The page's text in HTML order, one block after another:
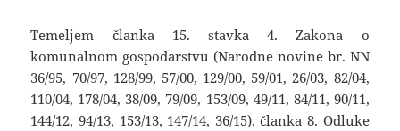
Temeljem članka 15. stavka 4. Zakona o
komunalnom gospodarstvu (Narodne novine br. NN
36/95, 70/97, 128/99, 57/00, 129/00, 59/01, 26/03, 82/04,
110/04, 178/04, 38/09, 79/09, 153/09, 49/11, 84/11, 90/11,
144/12, 94/13, 153/13, 147/14, 36/15), članka 8. Odluke